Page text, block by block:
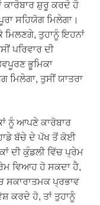
ਸ਼ੁਰੂ ਕਰਦੇ ਹੋ
ਸਹਿਯੋਗ ਮਿਲੇਗਾ।
ਮਿਲਣਗੇ, ਤੁਹਾਨੂੰ ਇਹਨਾਂ
ਪਰਿਵਾਰ ਦੀ
ਭੂਮਿਕਾ
ਮਿਲੇਗਾ, ਤੁਸੀਂ ਯਾਤਰਾ
ਨੂੰ ਆਪਣੇ ਕਾਰੋਬਾਰ
ਬੱਚੇ ਦੇ ਪੱਖ ਤੋਂ ਕੋਈ
ਦੀ ਕੁੰਡਲੀ ਵਿੱਚ ਪ੍ਰੇਮ
ਵਿਆਹ ਹੋ ਸਕਦਾ ਹੈ,
ਸਕਾਰਾਤਮਕ ਪ੍ਰਭਾਵ
ਕਰਦੇ ਹੋ, ਤਾਂ ਤੁਹਾਨੂੰ